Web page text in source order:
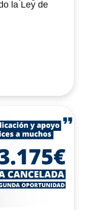
la Ley de